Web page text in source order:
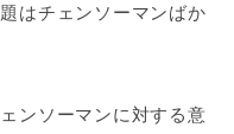
はチェンソーマンばか
ンソーマンに対する意